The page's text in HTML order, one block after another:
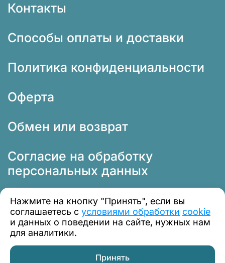
Контакты
Способы оплаты и доставки
Политика конфиденциальности
Оферта
Обмен или возврат
Согласие на обработку
персональных данных
© 2012 — 2026 Профклимат
Нажмите на кнопку "Принять", если вы
соглашаетесь с условиями обработки cookie
и данных о поведении на сайте, нужных нам
для аналитики.
Принять